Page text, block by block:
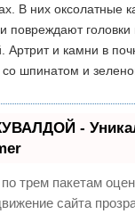
В них оксолатные
повреждают
Артрит и камни в
шпинатом и
-
трем пакетам
сайта